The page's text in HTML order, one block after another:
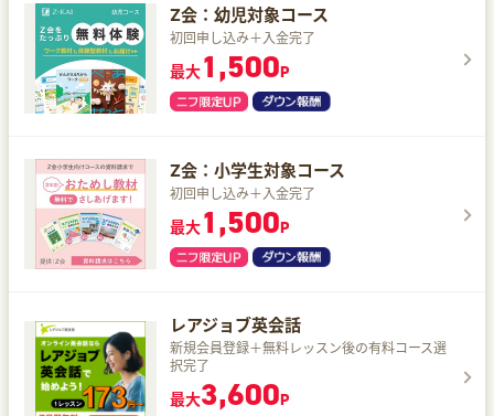
Z会：幼児対象コース
初回申し込み＋入金完了
最大1,500P
Z会：小学生対象コース
初回申し込み＋入金完了
最大1,500P
レアジョブ英会話
新規会員登録＋無料レッスン後の有料コース選
択完了
最大3,600P